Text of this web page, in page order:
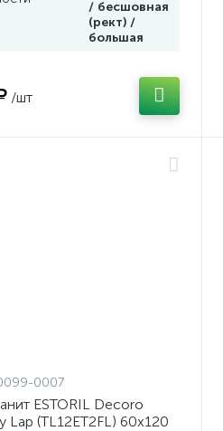
/ бесшовная
(рект) /
большая
/шт
0007
ESTORIL Decoro
Lap (TL12ET2FL) 60x120